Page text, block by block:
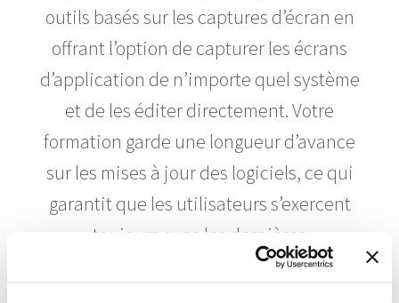
outils basés sur les captures d’écran en
offrant l’option de capturer les écrans
d’application de n’importe quel système
et de les éditer directement. Votre
formation garde une longueur d’avance
sur les mises à jour des logiciels, ce qui
garantit que les utilisateurs s’exercent
toujours avec les dernières
fonctionnalités.